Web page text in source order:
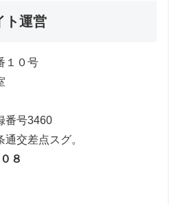
ト運営
１０号
番号3460
交差点スグ。
８